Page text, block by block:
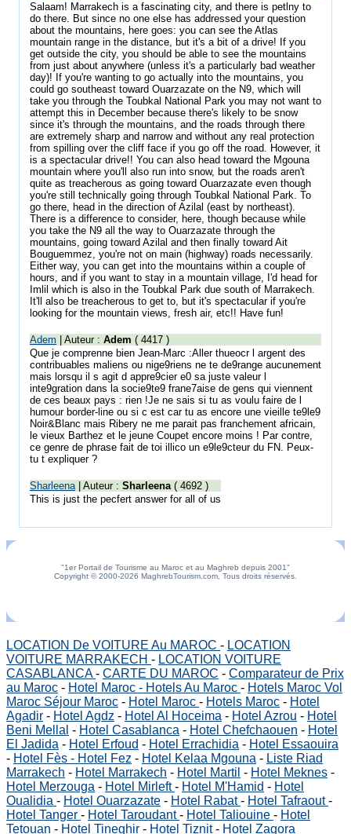
Salaam! Marrakech is a fascinating city, and there is petlny to
do there. But since no one else has addressed your question
about the mountains, here goes: you can see the Atlas
mountain range in the distance, but it's a bit of a drive! If you
get outside the city, you should be able to see the mountains
from just about anywhere (unless it's a particularly bad weather
day)! If you're wanting to go actually into the mountains, you
could go southeast toward Ouarzazate on the N9, which will
take you through the Toubkal National Park you may not want to
attempt this in December because there's likely to be snow
since it's through the mountains, and the roads through there
are extremely sharp and narrow and without any real protection
from spilling over the cliff face if you go off the road. However, it
is a spectacular drive!! You can also head toward the Mgouna
mountain where you'll also run into snow, but the roads aren't
quite as treacherous as going toward Ouarzazate even though
you're still technically going through Toubkal National Park. To
go there, head in the direction of Azilal (east by northeast).
There is a difference to consider, here, though because while
you take the N9 all the way to Ouarzazate through the
mountains, going toward Azilal and then finally toward Ait
Bouguemmez, you're not on main (highway) roads necessarily.
Either way, you can get into the mountains within a couple of
hours, and if you want to stay in a mountain village, I'd head for
Imlil which is also in the Toubkal Park due south of Marrakech.
It'll also be treacherous to get to, but it's spectacular if you're
looking for the mountain views, fresh air, etc!! Have fun!
Adem | Auteur : Adem ( 4417 )
Que je comprenne bien Jean-Marc :Aller thueocr l argent des
contribuables maliens ou nige9riens ne te de9range aucunement
mais lorsqu il s agit d appre9cier e0 sa juste valeur l
inte9gration dans la socie9te9 frane7aise de gens qui viennent
de ces beaux pays : rien !Je ne sais si tu as voulu faire de l
humour border-line ou si c est car tu as encore une vieille te9le9
Noir&Blanc mais Ribery ne me parait pas franchement africain,
le vieux Barthez et le jeune Coupet encore moins ! Par contre,
ce genre de phrase fait de toi illico un e9le9cteur du FN. Peux-
tu t expliquer ?
Sharleena| Auteur : Sharleena( 4692 )
This is just the pecfert answer for all of us
"1er Portail de Tourisme au Maroc et au Maghreb depuis 2001"
Copyright © 2000-2026 MaghrebTourism.com, Tous droits réservés.
LOCATION De VOITURE Au MAROC - LOCATION
VOITURE MARRAKECH - LOCATION VOITURE
CASABLANCA- CARTE DU MAROC - Comparateur de Prix
au Maroc - Hotel Maroc - Hotels Au Maroc - Hotels Maroc Vol
Maroc Séjour Maroc - Hotel Maroc - Hotels Maroc - Hotel
Agadir - Hotel Agdz - Hotel Al Hoceima - Hotel Azrou - Hotel
Beni Mellal - Hotel Casablanca - Hotel Chefchaouen - Hotel
El Jadida - Hotel Erfoud - Hotel Errachidia - Hotel Essaouira
- Hotel Fès - Hotel Fez - Hotel Kelaa Mgouna - Liste Riad
Marrakech - Hotel Marrakech - Hotel Martil - Hotel Meknes -
Hotel Merzouga - Hotel Mirleft- Hotel M'Hamid - Hotel
Oualidia - Hotel Ouarzazate - Hotel Rabat- Hotel Tafraout-
Hotel Tanger - Hotel Taroudant- Hotel Taliouine - Hotel
Tetouan - Hotel Tineghir - Hotel Tiznit- Hotel Zagora